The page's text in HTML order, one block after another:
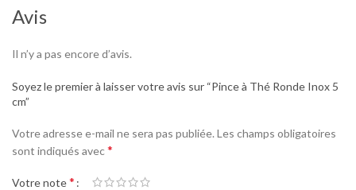
Avis
Il n’y a pas encore d’avis.
Soyez le premier à laisser votre avis sur “Pince à Thé Ronde Inox 5
cm”
Votre adresse e-mail ne sera pas publiée. Les champs obligatoires
sont indiqués avec*
Votre note*